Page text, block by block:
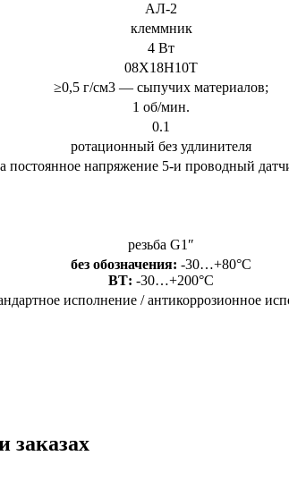
АЛ-2
клеммник
4 Вт
08Х18Н10Т
≥0,5 г/см3 — сыпучих материалов;
1 об/мин.
0.1
ротационный без удлинителя
постоянное напряжение 5-и проводный
резьба G1″
без обозначения: -30…+80°C
ВТ: -30…+200°C
исполнение / антикоррозионное
заказах